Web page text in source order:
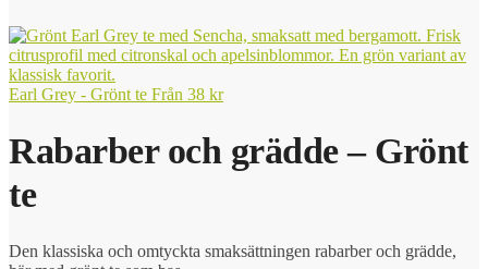
Earl Grey - Grönt te Från 38 kr
Rabarber och grädde – Grönt
te
Den klassiska och omtyckta smaksättningen rabarber och grädde,